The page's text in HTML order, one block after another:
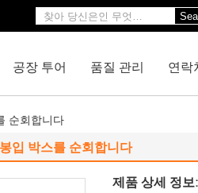
공장 투어 품질 관리 연락
순회합니다
입 박스를 순회합니다
제품 상세 정보: